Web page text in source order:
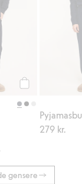
279 kr.
gensere